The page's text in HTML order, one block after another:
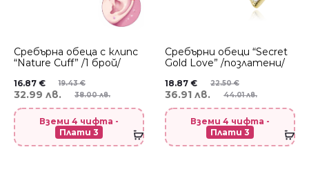
Сребърнa oбеца с клипс
“Nature Cuff” /1 брой/
19.43€
16.87 €
38.00 лв.
32.99 лв.
Вземи 4 чифта -
Плати 3
Сребърни обеци “Secret
Gold Love” /позлатени/
22.50€
18.87 €
44.01 лв.
36.91 лв.
Вземи 4 чифта -
Плати 3